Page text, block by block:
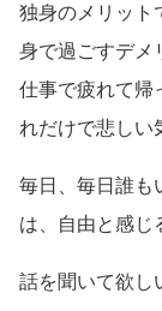
独身のメリット
身で過ごすデメ
仕事で疲れて帰
れだけで悲しい
毎日、毎日誰も
は、自由と感じ
話を聞いて欲し